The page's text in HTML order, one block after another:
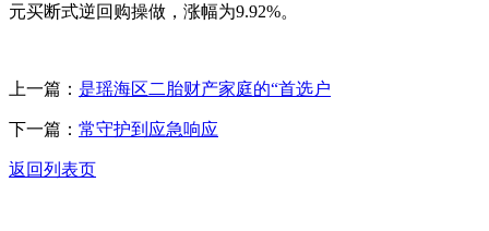
元买断式逆回购操做，涨幅为9.92%。
上一篇： 是瑶海区二胎财产家庭的“首选户
下一篇： 常守护到应急响应
返回列表页